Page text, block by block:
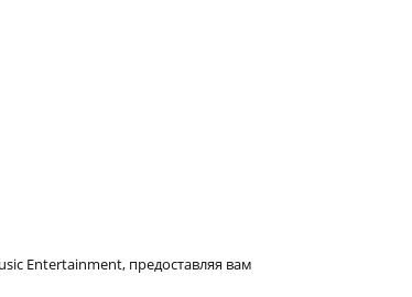
Entertainment, предоставляя вам